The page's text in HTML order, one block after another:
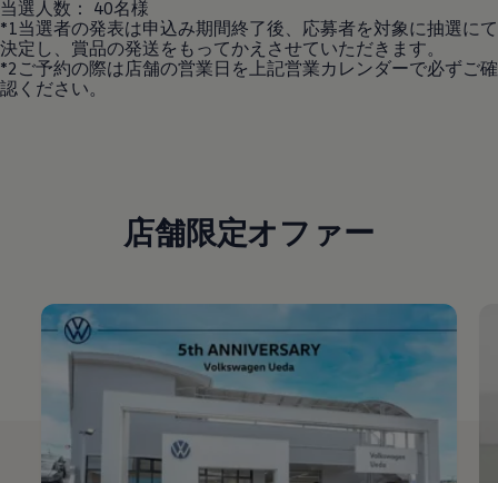
当選人数： 40名様
*1当選者の発表は申込み期間終了後、応募者を対象に抽選にて
決定し、賞品の発送をもってかえさせていただきます。
*2ご予約の際は店舗の営業日を上記営業カレンダーで必ずご確
認ください。
店舗限定オファー